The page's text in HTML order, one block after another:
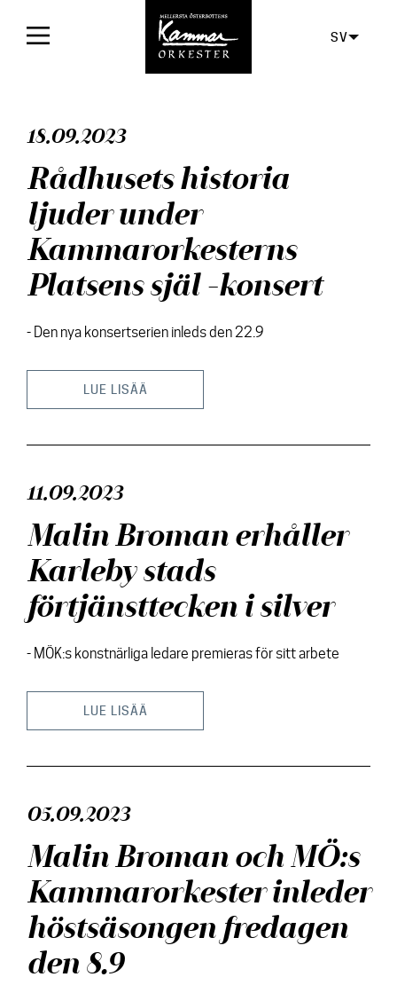
Biljetter
För publiken
SV
18.09.2023
Rådhusets historia
ljuder under
Kammarorkesterns
Platsens själ -konsert
- Den nya konsertserien inleds den 22.9
LUE LISÄÄ
11.09.2023
Malin Broman erhåller
Karleby stads
förtjänsttecken i silver
- MÖK:s konstnärliga ledare premieras för sitt arbete
LUE LISÄÄ
05.09.2023
Malin Broman och MÖ:s
Kammarorkester inleder
höstsäsongen fredagen
den 8.9